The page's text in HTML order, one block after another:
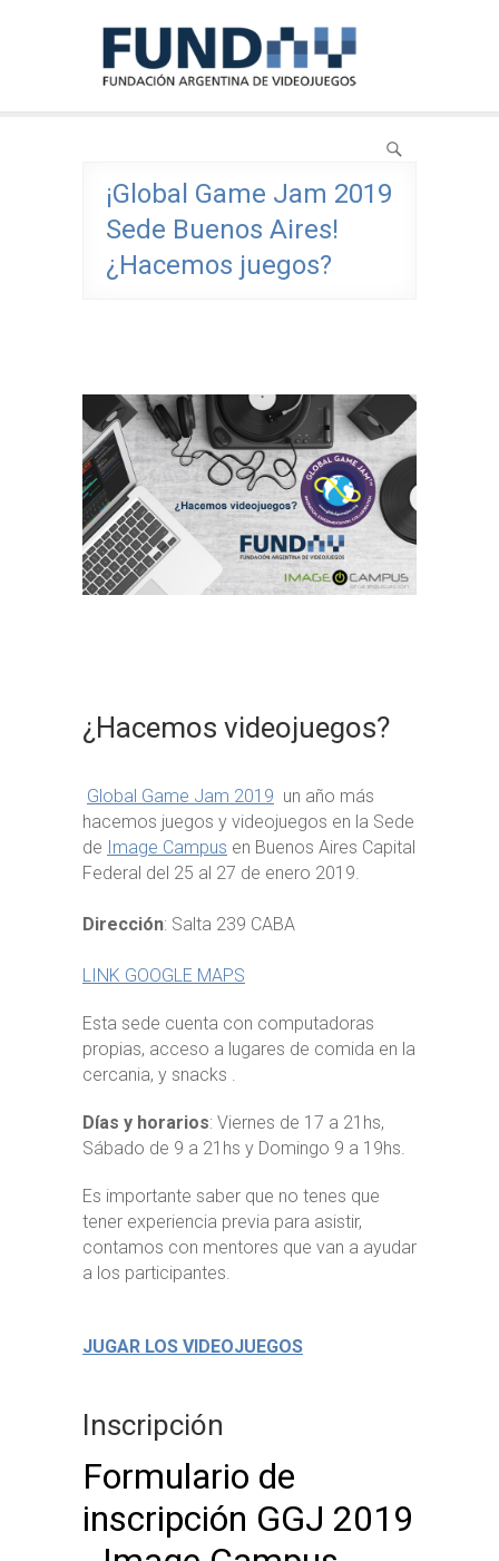
FundAV
Fundación Argentina de Videojuegos
¡Global Game Jam 2019
Sede Buenos Aires!
¿Hacemos juegos?
¿Hacemos videojuegos?
Global Game Jam 2019 un año más
hacemos juegos y videojuegos en la Sede
de Image Campus en Buenos Aires Capital
Federal del 25 al 27 de enero 2019.
Dirección: Salta 239 CABA
LINK GOOGLE MAPS
Esta sede cuenta con computadoras
propias, acceso a lugares de comida en la
cercania, y snacks .
Días y horarios: Viernes de 17 a 21hs,
Sábado de 9 a 21hs y Domingo 9 a 19hs.
Es importante saber que no tenes que
tener experiencia previa para asistir,
contamos con mentores que van a ayudar
a los participantes.
JUGAR LOS VIDEOJUEGOS
Inscripción